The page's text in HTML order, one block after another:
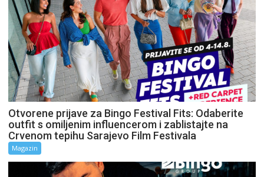
Otvorene prijave za Bingo Festival Fits: Odaberite
outfit s omiljenim influencerom i zablistajte na
Crvenom tepihu Sarajevo Film Festivala
Magazin